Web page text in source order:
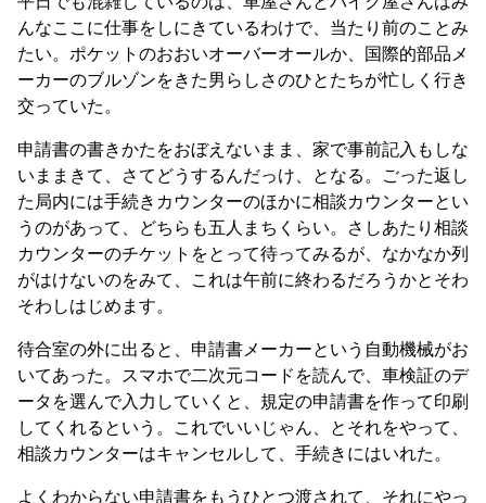
んなここに仕事をしにきているわけで、当たり前のことみ
たい。ポケットのおおいオーバーオールか、国際的部品メ
ーカーのブルゾンをきた男らしさのひとたちが忙しく行き
交っていた。
申請書の書きかたをおぼえないまま、家で事前記入もしな
いままきて、さてどうするんだっけ、となる。ごった返し
た局内には手続きカウンターのほかに相談カウンターとい
うのがあって、どちらも五人まちくらい。さしあたり相談
カウンターのチケットをとって待ってみるが、なかなか列
がはけないのをみて、これは午前に終わるだろうかとそわ
そわしはじめます。
待合室の外に出ると、申請書メーカーという自動機械がお
いてあった。スマホで二次元コードを読んで、車検証のデ
ータを選んで入力していくと、規定の申請書を作って印刷
してくれるという。これでいいじゃん、とそれをやって、
相談カウンターはキャンセルして、手続きにはいれた。
よくわからない申請書をもうひとつ渡されて、それにやっ